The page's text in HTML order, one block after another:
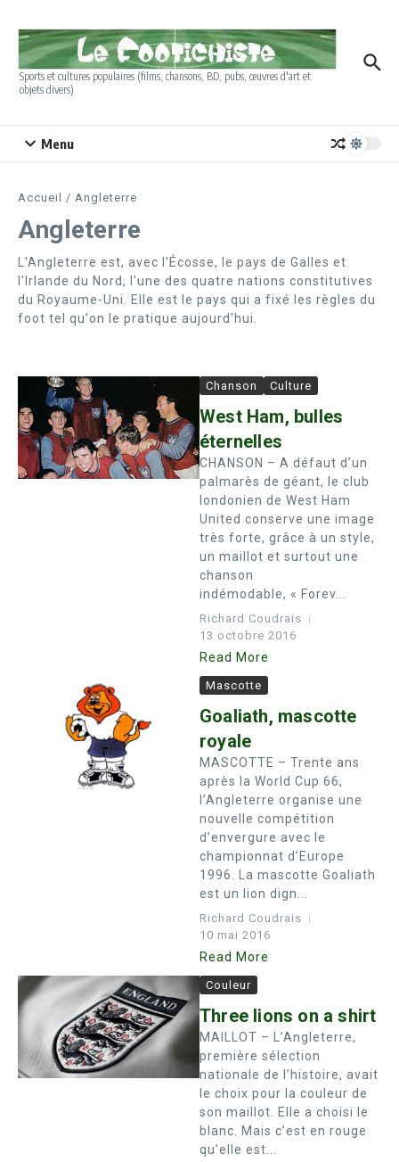
Sports et cultures populaires (films, chansons, BD, pubs, œuvres d'art et
objets divers)
Menu
Accueil / Angleterre
Angleterre
L'Angleterre est, avec l'Écosse, le pays de Galles et
l'Irlande du Nord, l'une des quatre nations constitutives
du Royaume-Uni. Elle est le pays qui a fixé les règles du
foot tel qu'on le pratique aujourd'hui.
Chanson Culture
West Ham, bulles
éternelles
CHANSON – A défaut d’un
palmarès de géant, le club
londonien de West Ham
United conserve une image
très forte, grâce à un style,
un maillot et surtout une
chanson
indémodable, « Forev...
Richard Coudrais
13 octobre 2016
Read More
Mascotte
Goaliath, mascotte
royale
MASCOTTE – Trente ans
après la World Cup 66,
l’Angleterre organise une
nouvelle compétition
d’envergure avec le
championnat d’Europe
1996. La mascotte Goaliath
est un lion dign...
Richard Coudrais
10 mai 2016
Read More
Couleur
Three lions on a shirt
MAILLOT – L’Angleterre,
première sélection
nationale de l’histoire, avait
le choix pour la couleur de
son maillot. Elle a choisi le
blanc. Mais c’est en rouge
qu’elle est...